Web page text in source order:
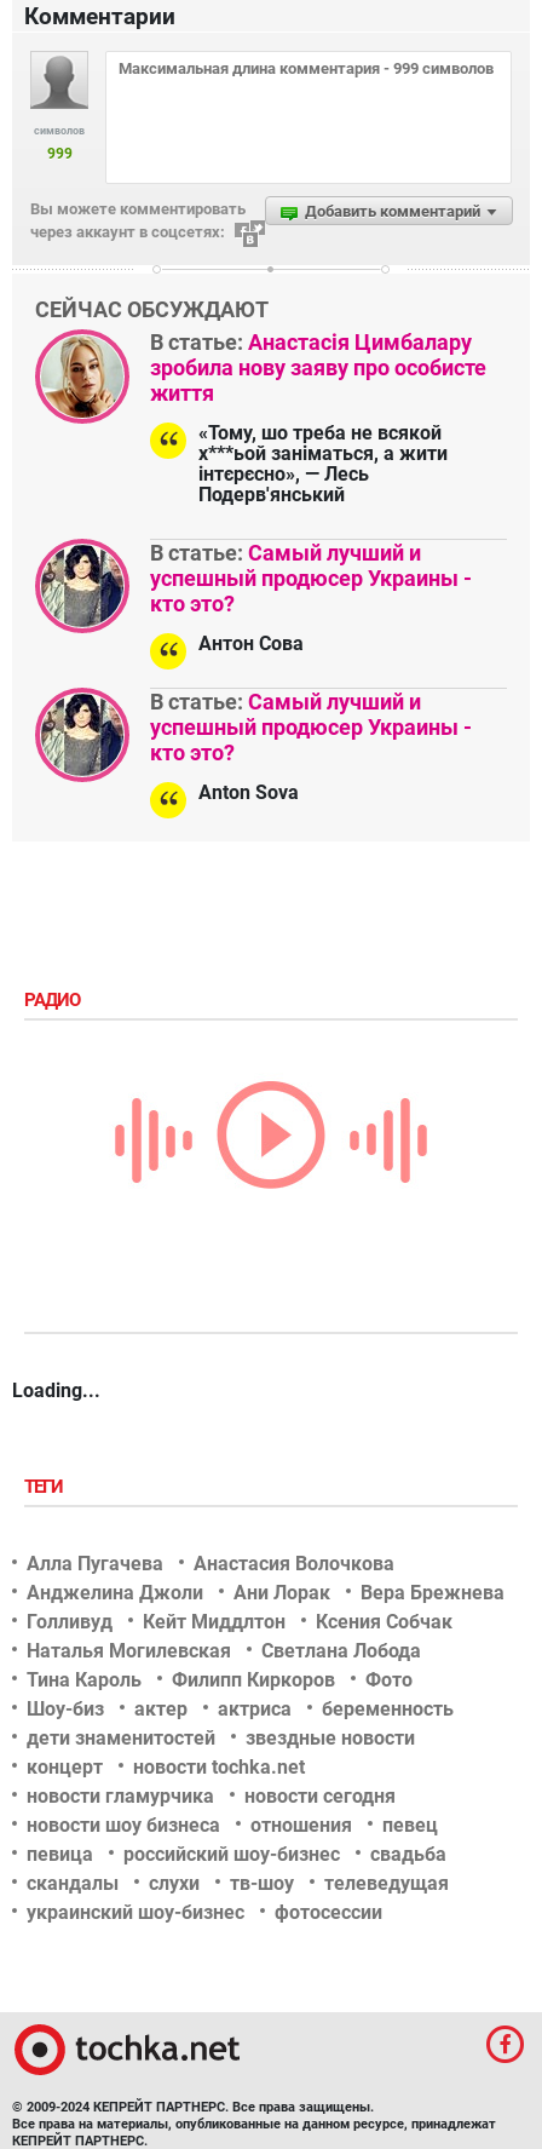
Комментарии
символов
999
Добавить комментарий
Вы можете комментировать
через аккаунт в соцсетях:
СЕЙЧАС ОБСУЖДАЮТ
В статье: Анастасія Цимбалару
зробила нову заяву про особисте
життя
«Тому, шо треба не всякой
х***ьой заніматься, а жити
інтєрєсно», — Лесь
Подерв'янський
В статье: Самый лучший и
успешный продюсер Украины -
кто это?
Антон Сова
В статье: Самый лучший и
успешный продюсер Украины -
кто это?
Anton Sova
РАДИО
Loading...
ТЕГИ
Алла Пугачева
Анастасия Волочкова
Анджелина Джоли
Ани Лорак
Вера Брежнева
Голливуд
Кейт Миддлтон
Ксения Собчак
Наталья Могилевская
Светлана Лобода
Тина Кароль
Филипп Киркоров
Фото
Шоу-биз
актер актриса
беременность
дети знаменитостей
звездные новости
концерт
новости tochka.net
новости гламурчика
новости сегодня
новости шоу бизнеса
отношения
певец
певица
российский шоу-бизнес
свадьба
скандалы
слухи тв-шоу
телеведущая
украинский шоу-бизнес
фотосессии
© 2009-2024 КЕПРЕЙТ ПАРТНЕРС. Все права защищены.
Все права на материалы, опубликованные на данном ресурсе, принадлежат
КЕПРЕЙТ ПАРТНЕРС.